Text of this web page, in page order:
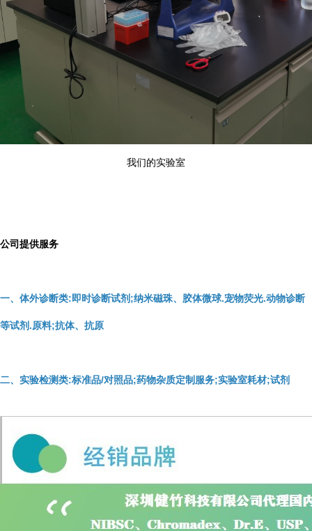
我们的实验室
公司提供服务
一、体外诊断类:即时诊断试剂;纳米磁珠、胶体微球.宠物荧光.动物诊断
等试剂.原料;抗体、抗原
二、实验检测类:标准品/对照品;药物杂质定制服务;实验室耗材;试剂